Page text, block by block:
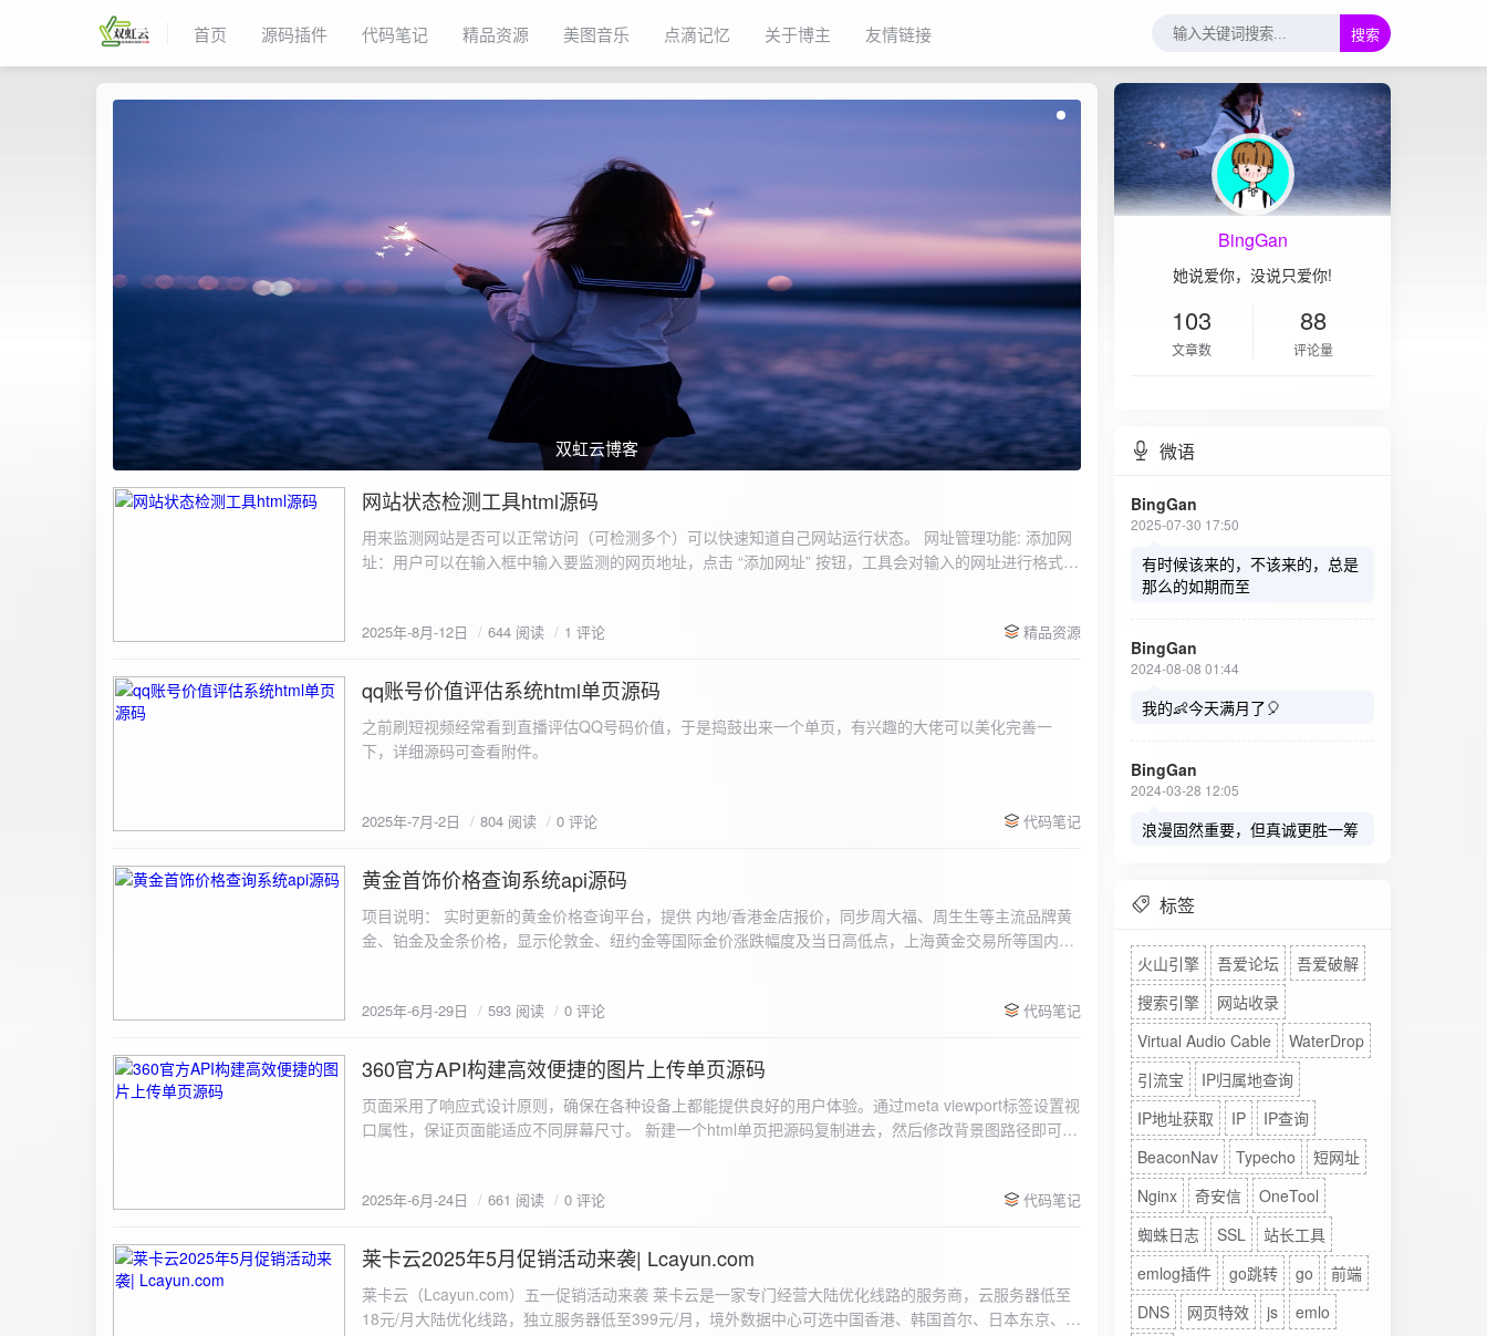
首页 源码插件 代码笔记 精品资源 美图音乐 点滴记忆 关于博主 友情链接 搜索
双虹云博客
2025-8-12
网站状态检测工具html源码
用来监测网站是否可以正常访问（可检测多个）可以快速知道自己网站运行状态。 网址管理功能: 添加网
址：用户可以在输入框中输入要监测的网页地址，点击 “添加网址” 按钮，工具会对输入的网址进行格式验
同时也会从筛选下拉框中移除该网址选项。筛选网址：右侧面板有一个 “筛选网址” 的下拉框，用户可以选
测功能： 设置监测间隔：用户可以在输入框中设置监测间隔时间（单位为秒），默认值为 60 秒。开始 /
停止监测：点击 “开始监测” 按钮，工具会立即对所有已添加的网址进行一次检测，之后按照设置的监测间
隔时间循环检测。点击 “停止监测” 按钮可停止监测。重试机制：在进行网址检测时，如果请求失败，会进
行最多 3 次重试，若重试后仍失败，则记录错误日志。日志记录与显示功能。 日志记录： 每次对网址进
会显示所有或筛选后的监测日志，正常状态的日志为黑色，异常状态的日志为红色。日志会自动滚动到最
2025年-8月-12日 644 阅读 1 评论 精品资源
2025-7-2
qq账号价值评估系统html单页源码
之前刷短视频经常看到直播评估QQ号码价值，于是捣鼓出来一个单页，有兴趣的大佬可以美化完善一
2025年-7月-2日 804 阅读 0 评论 代码笔记
2025-6-29
黄金首饰价格查询系统api源码
项目说明： 实时更新的黄金价格查询平台，提供 内地/香港金店报价，同步周大福、周生生等主流品牌黄
金、铂金及金条价格，显示伦敦金、纽约金等国际金价涨跌幅度及当日高低点，上海黄金交易所等国内黄
2025年-6月-29日 593 阅读 0 评论 代码笔记
2025-6-24
360官方API构建高效便捷的图片上传单页源码
页面采用了响应式设计原则，确保在各种设备上都能提供良好的用户体验。通过meta viewport标签设置视
口属性，保证页面能适应不同屏幕尺寸。 新建一个html单页把源码复制进去，然后修改背景图路径即可。
重置默认样式 */ * { margin: 0; padding: 0; box-sizing: border-box; } /* 设置页面的字体和添加背景图片 */
center fixed; /* 使用服务器上的路径 */ background-size: cover; /* 保证背景图片覆盖整个视窗 */ color:
#333; display: flex; justify-content: center; align-items: center; min-height: 100vh; margin: 0; } /* 容器样
式 */ .container { background-color: rgba(255, 255, 255, 0.9); /* 使用半透明白色背景，以便在图片背景
上更清晰地显示内容 */ padding: 30px; border-radius: 8px; box-shadow: 0 4px 8px rgba(0, 0, 0, 0.1);
2025年-6月-24日 661 阅读 0 评论 代码笔记
2025-5-20
莱卡云2025年5月促销活动来袭| Lcayun.com
莱卡云（Lcayun.com）五一促销活动来袭 莱卡云是一家专门经营大陆优化线路的服务商，云服务器低至
18元/月大陆优化线路，独立服务器低至399元/月，境外数据中心可选中国香港、韩国首尔、日本东京、美
BingGan
她说爱你，没说只爱你!
103
文章数
88
评论量
微语
BingGan
2025-07-30 17:50
有时候该来的，不该来的，总是
那么的如期而至
BingGan
2024-08-08 01:44
我的👶今天满月了🎈
BingGan
2024-03-28 12:05
浪漫固然重要，但真诚更胜一筹
标签
火山引擎 吾爱论坛
吾爱破解
搜索引擎
网站收录
Virtual Audio Cable
WaterDrop
引流宝
IP归属地查询
IP地址获取
IP
IP查询
BeaconNav
Typecho
短网址
Nginx
奇安信
OneTool
蜘蛛日志
SSL
站长工具
emlog插件
go跳转 go
前端
DNS
网页特效 js
emlo